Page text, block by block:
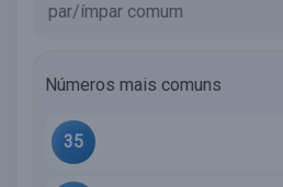
par/ímpar comum
Números mais comuns
35